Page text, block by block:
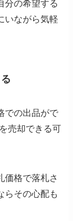
分の希望する
いながら気軽
での出品がで
売却できる可
価格で落札さ
らその心配も